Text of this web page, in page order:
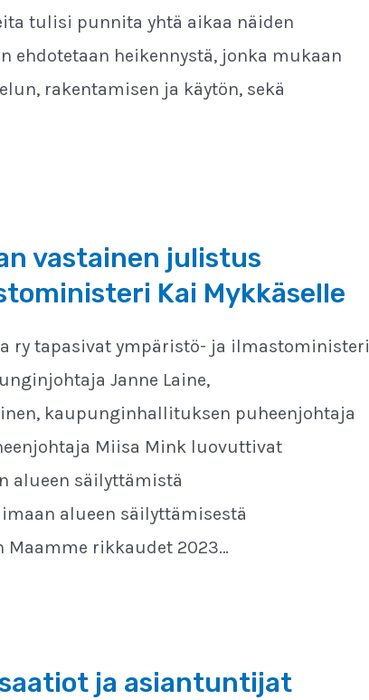
tulisi punnita yhtä aikaa näiden
ehdotetaan heikennystä, jonka mukaan
rakentamisen ja käytön, sekä
vastainen julistus
Kai Mykkäselle
ry tapasivat ympäristö- ja ilmastoministeri
Janne Laine,
kaupunginhallituksen puheenjohtaja
Miisa Mink luovuttivat
alueen säilyttämistä
alueen säilyttämisestä
rikkaudet 2023…
ja asiantuntijat